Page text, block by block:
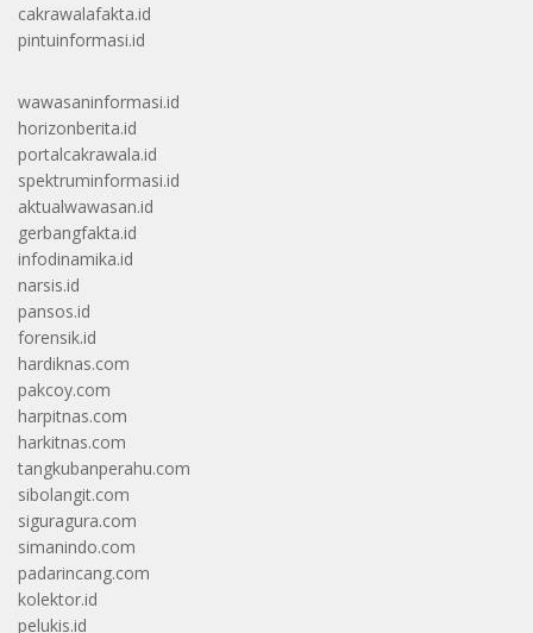
cakrawalafakta.id
pintuinformasi.id
wawasaninformasi.id
horizonberita.id
portalcakrawala.id
spektruminformasi.id
aktualwawasan.id
gerbangfakta.id
infodinamika.id
narsis.id
pansos.id
forensik.id
hardiknas.com
pakcoy.com
harpitnas.com
harkitnas.com
tangkubanperahu.com
sibolangit.com
siguragura.com
simanindo.com
padarincang.com
kolektor.id
pelukis.id